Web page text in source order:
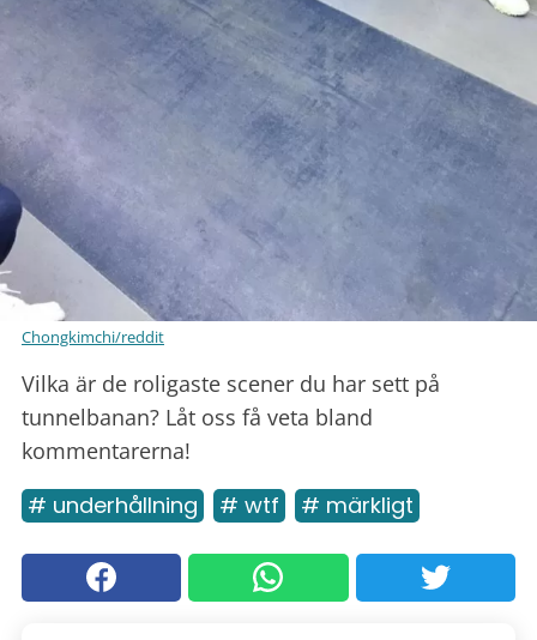
Chongkimchi/reddit
Vilka är de roligaste scener du har sett på
tunnelbanan? Låt oss få veta bland
kommentarerna!
# underhållning # wtf # märkligt